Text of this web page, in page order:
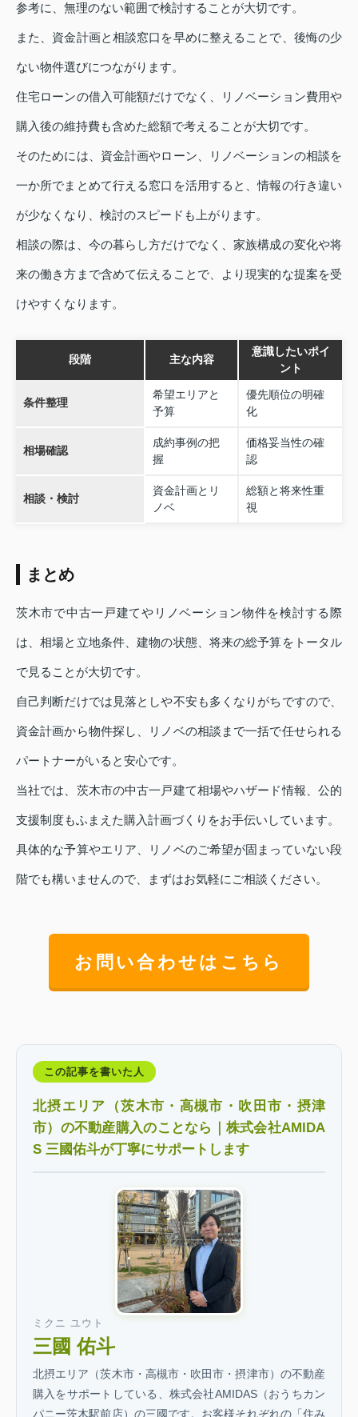
参考に、無理のない範囲で検討することが大切です。
また、資金計画と相談窓口を早めに整えることで、後悔の少
ない物件選びにつながります。
住宅ローンの借入可能額だけでなく、リノベーション費用や
購入後の維持費も含めた総額で考えることが大切です。
そのためには、資金計画やローン、リノベーションの相談を
一か所でまとめて行える窓口を活用すると、情報の行き違い
が少なくなり、検討のスピードも上がります。
相談の際は、今の暮らし方だけでなく、家族構成の変化や将
来の働き方まで含めて伝えることで、より現実的な提案を受
けやすくなります。
段階 主な内容
意識したいポイ
ント
条件整理
希望エリアと
予算
優先順位の明確
化
相場確認
成約事例の把
握
価格妥当性の確
認
相談・検討
資金計画とリ
ノベ
総額と将来性重
視
まとめ
茨木市で中古一戸建てやリノベーション物件を検討する際
は、相場と立地条件、建物の状態、将来の総予算をトータル
で見ることが大切です。
自己判断だけでは見落としや不安も多くなりがちですので、
資金計画から物件探し、リノベの相談まで一括で任せられる
パートナーがいると安心です。
当社では、茨木市の中古一戸建て相場やハザード情報、公的
支援制度もふまえた購入計画づくりをお手伝いしています。
具体的な予算やエリア、リノベのご希望が固まっていない段
階でも構いませんので、まずはお気軽にご相談ください。
お問い合わせはこちら
この記事を書いた人
北摂エリア（茨木市・高槻市・吹田市・摂津
市）の不動産購入のことなら｜株式会社AMIDA
S 三國佑斗が丁寧にサポートします
ミクニ ユウト
三國 佑斗
北摂エリア（茨木市・高槻市・吹田市・摂津市）の不動産
購入をサポートしている、株式会社AMIDAS（おうちカン
パニー茨木駅前店）の三國です。お客様それぞれの「住み